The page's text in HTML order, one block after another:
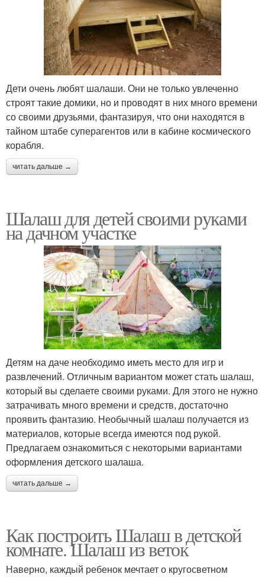
Дети очень любят шалаши. Они не только увлеченно
строят такие домики, но и проводят в них много времени
со своими друзьями, фантазируя, что они находятся в
тайном штабе суперагентов или в кабине космического
корабля.
читать дальше →
Шалаш для детей своими руками
на дачном участке
Детям на даче необходимо иметь место для игр и
развлечений. Отличным вариантом может стать шалаш,
который вы сделаете своими руками. Для этого не нужно
затрачивать много времени и средств, достаточно
проявить фантазию. Необычный шалаш получается из
материалов, которые всегда имеются под рукой.
Предлагаем ознакомиться с некоторыми вариантами
оформления детского шалаша.
читать дальше →
Как построить Шалаш в детской
комнате. Шалаш из веток
Наверно, каждый ребенок мечтает о кругосветном